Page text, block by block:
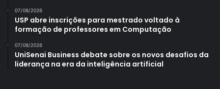
07/08/2026
USP abre inscrições para mestrado voltado à
formação de professores em Computação
07/08/2026
UniSenai Business debate sobre os novos desafios da
liderança na era da inteligência artificial